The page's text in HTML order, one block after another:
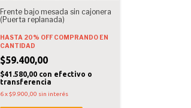
Frente bajo mesada sin cajonera
(Puerta replanada)
HASTA 20% OFF COMPRANDO EN
CANTIDAD
$59.400,00
$41.580,00 con efectivo o
transferencia
6 x$9.900,00 sin interés